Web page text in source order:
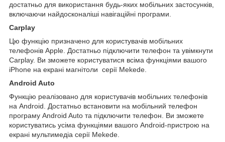
достатньо для використання будь-яких мобільних застосунків,
включаючи найдосконаліші навігаційні програми.
Carplay
Цю функцію призначено для користувачів мобільних
телефонів Apple. Достатньо підключити телефон та увімкнути
Carplay. Ви зможете користуватися всіма функціями вашого
iPhone на екрані магнітоли серії Mekede.
Android Auto
Функцію реалізовано для користувачів мобільних телефонів
на Android. Достатньо встановити на мобільний телефон
програму Android Auto та підключити телефон. Ви зможете
користуватись усіма функціями вашого Android-пристрою на
екрані мультимедіа серії Mekede.